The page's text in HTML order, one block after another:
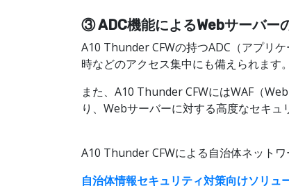
③ ADC機能によるWebサーバー
A10 Thunder CFWの持つADC（アプリ
時などのアクセス集中にも備えられます。
また、A10 Thunder CFWにはWAF（
り、Webサーバーに対する高度なセキュ
A10 Thunder CFWによる自治体ネット
自治体情報セキュリティ対策向けソリュ